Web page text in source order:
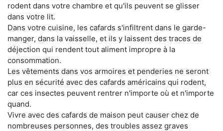
rodent dans votre chambre et qu'ils peuvent se glisser
dans votre lit.
Dans votre cuisine, les cafards s'infiltrent dans le garde-
manger, dans la vaisselle, et ils y laissent des traces de
déjection qui rendent tout aliment impropre à la
consommation.
Les vêtements dans vos armoires et penderies ne seront
plus en sécurité avec des cafards américains qui rodent,
car ces insectes peuvent rentrer n'importe où et n'importe
quand.
Vivre avec des cafards de maison peut causer chez de
nombreuses personnes, des troubles assez graves